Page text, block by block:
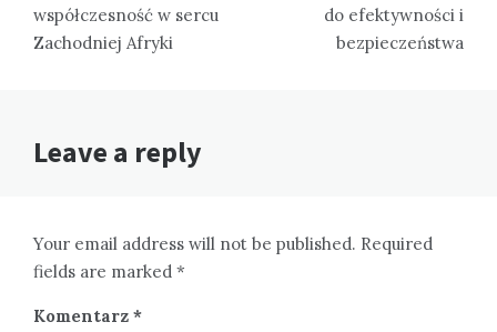
współczesność w sercu
Zachodniej Afryki
do efektywności i
bezpieczeństwa
Leave a reply
Your email address will not be published. Required
fields are marked *
Komentarz *